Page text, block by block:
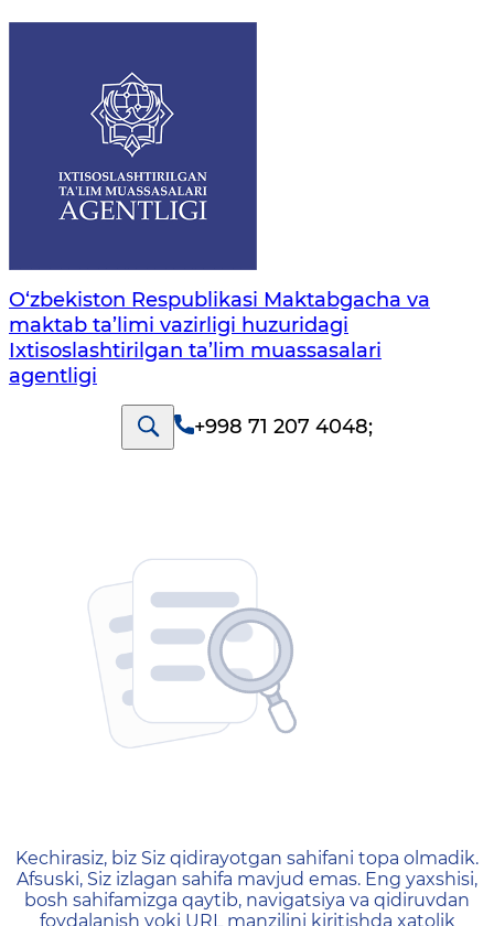
O‘zbekiston Respublikasi Maktabgacha va
maktab ta’limi vazirligi huzuridagi
Ixtisoslashtirilgan ta’lim muassasalari
agentligi
+998 71 207 4048;
404 — Страница не
Kechirasiz, biz Siz qidirayotgan sahifani topa olmadik.
Afsuski, Siz izlagan sahifa mavjud emas. Eng yaxshisi,
bosh sahifamizga qaytib, navigatsiya va qidiruvdan
foydalanish yoki URL manzilini kiritishda xatolik